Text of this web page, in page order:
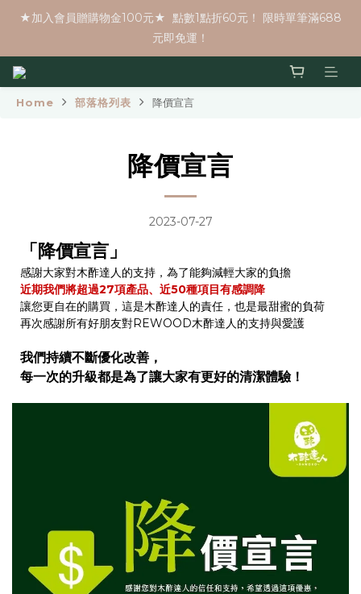
★加入會員贈購物金100元★  點數1點折60元！ 限時單筆滿688
元即免運！
Home 部落格列表 降價宣言
降價宣言
2023-07-27
「降價宣言」
感謝大家對木酢達人的支持，為了能夠減輕大家的負擔
近期我們將超過27項產品、近50種項目有感調降
讓您更自在的購買，這是木酢達人的責任，也是最甜蜜的負荷
再次感謝所有好朋友對REWOOD木酢達人的支持與愛護
我們持續不斷優化改善，
每一次的升級都是為了讓大家有更好的清潔體驗！